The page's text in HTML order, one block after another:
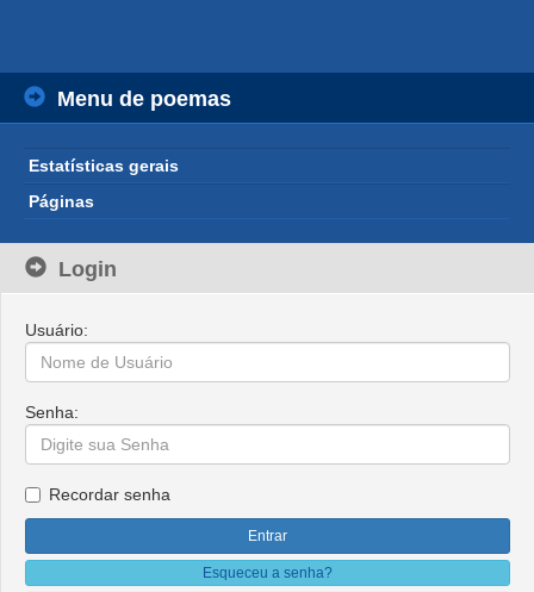
Menu de poemas
Estatísticas gerais
Páginas
Login
Usuário:
Senha:
Recordar senha
Esqueceu a senha?